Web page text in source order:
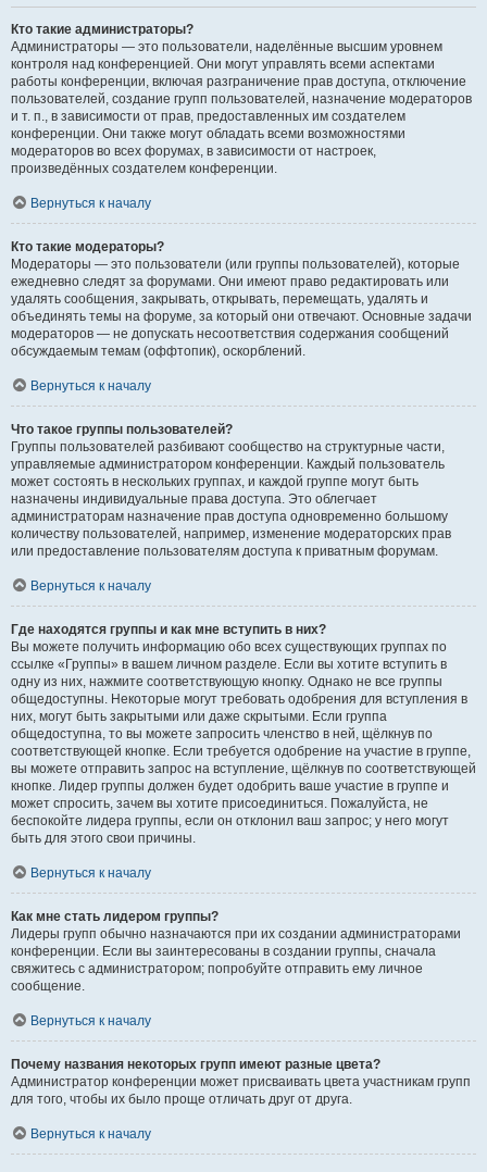
Кто такие администраторы?
Администраторы — это пользователи, наделённые высшим уровнем
контроля над конференцией. Они могут управлять всеми аспектами
работы конференции, включая разграничение прав доступа, отключение
пользователей, создание групп пользователей, назначение модераторов
и т. п., в зависимости от прав, предоставленных им создателем
конференции. Они также могут обладать всеми возможностями
модераторов во всех форумах, в зависимости от настроек,
произведённых создателем конференции.
Вернуться к началу
Кто такие модераторы?
Модераторы — это пользователи (или группы пользователей), которые
ежедневно следят за форумами. Они имеют право редактировать или
удалять сообщения, закрывать, открывать, перемещать, удалять и
объединять темы на форуме, за который они отвечают. Основные задачи
модераторов — не допускать несоответствия содержания сообщений
обсуждаемым темам (оффтопик), оскорблений.
Вернуться к началу
Что такое группы пользователей?
Группы пользователей разбивают сообщество на структурные части,
управляемые администратором конференции. Каждый пользователь
может состоять в нескольких группах, и каждой группе могут быть
назначены индивидуальные права доступа. Это облегчает
администраторам назначение прав доступа одновременно большому
количеству пользователей, например, изменение модераторских прав
или предоставление пользователям доступа к приватным форумам.
Вернуться к началу
Где находятся группы и как мне вступить в них?
Вы можете получить информацию обо всех существующих группах по
ссылке «Группы» в вашем личном разделе. Если вы хотите вступить в
одну из них, нажмите соответствующую кнопку. Однако не все группы
общедоступны. Некоторые могут требовать одобрения для вступления в
них, могут быть закрытыми или даже скрытыми. Если группа
общедоступна, то вы можете запросить членство в ней, щёлкнув по
соответствующей кнопке. Если требуется одобрение на участие в группе,
вы можете отправить запрос на вступление, щёлкнув по соответствующей
кнопке. Лидер группы должен будет одобрить ваше участие в группе и
может спросить, зачем вы хотите присоединиться. Пожалуйста, не
беспокойте лидера группы, если он отклонил ваш запрос; у него могут
быть для этого свои причины.
Вернуться к началу
Как мне стать лидером группы?
Лидеры групп обычно назначаются при их создании администраторами
конференции. Если вы заинтересованы в создании группы, сначала
свяжитесь с администратором; попробуйте отправить ему личное
сообщение.
Вернуться к началу
Почему названия некоторых групп имеют разные цвета?
Администратор конференции может присваивать цвета участникам групп
для того, чтобы их было проще отличать друг от друга.
Вернуться к началу